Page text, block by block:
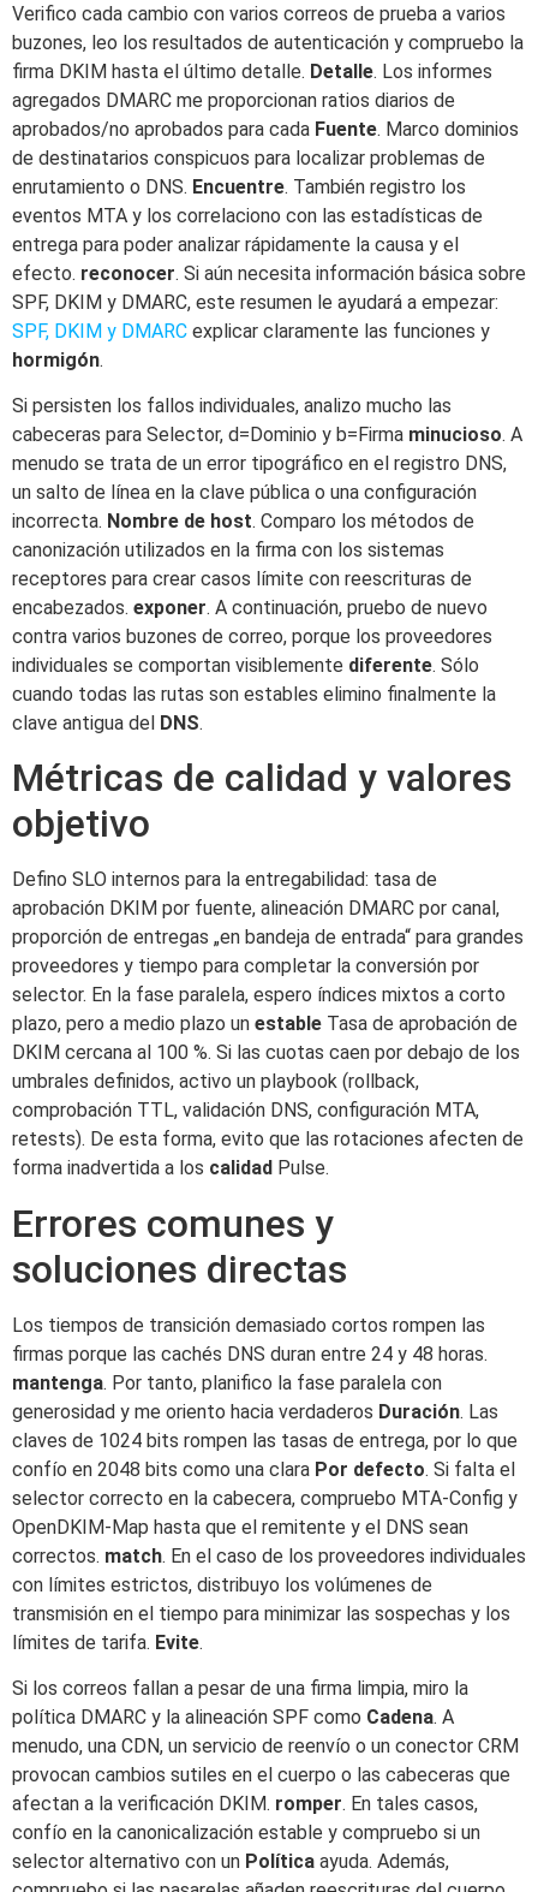
Verifico cada cambio con varios correos de prueba a varios
buzones, leo los resultados de autenticación y compruebo la
firma DKIM hasta el último detalle. Detalle. Los informes
agregados DMARC me proporcionan ratios diarios de
aprobados/no aprobados para cada Fuente. Marco dominios
de destinatarios conspicuos para localizar problemas de
enrutamiento o DNS. Encuentre. También registro los
eventos MTA y los correlaciono con las estadísticas de
entrega para poder analizar rápidamente la causa y el
efecto. reconocer. Si aún necesita información básica sobre
SPF, DKIM y DMARC, este resumen le ayudará a empezar:
SPF, DKIM y DMARC explicar claramente las funciones y
hormigón.
Si persisten los fallos individuales, analizo mucho las
cabeceras para Selector, d=Dominio y b=Firma minucioso. A
menudo se trata de un error tipográfico en el registro DNS,
un salto de línea en la clave pública o una configuración
incorrecta. Nombre de host. Comparo los métodos de
canonización utilizados en la firma con los sistemas
receptores para crear casos límite con reescrituras de
encabezados. exponer. A continuación, pruebo de nuevo
contra varios buzones de correo, porque los proveedores
individuales se comportan visiblemente diferente. Sólo
cuando todas las rutas son estables elimino finalmente la
clave antigua del DNS.
Métricas de calidad y valores
objetivo
Defino SLO internos para la entregabilidad: tasa de
aprobación DKIM por fuente, alineación DMARC por canal,
proporción de entregas „en bandeja de entrada“ para grandes
proveedores y tiempo para completar la conversión por
selector. En la fase paralela, espero índices mixtos a corto
plazo, pero a medio plazo un estable Tasa de aprobación de
DKIM cercana al 100 %. Si las cuotas caen por debajo de los
umbrales definidos, activo un playbook (rollback,
comprobación TTL, validación DNS, configuración MTA,
retests). De esta forma, evito que las rotaciones afecten de
forma inadvertida a los calidad Pulse.
Errores comunes y
soluciones directas
Los tiempos de transición demasiado cortos rompen las
firmas porque las cachés DNS duran entre 24 y 48 horas.
mantenga. Por tanto, planifico la fase paralela con
generosidad y me oriento hacia verdaderos Duración. Las
claves de 1024 bits rompen las tasas de entrega, por lo que
confío en 2048 bits como una clara Por defecto. Si falta el
selector correcto en la cabecera, compruebo MTA-Config y
OpenDKIM-Map hasta que el remitente y el DNS sean
correctos. match. En el caso de los proveedores individuales
con límites estrictos, distribuyo los volúmenes de
transmisión en el tiempo para minimizar las sospechas y los
límites de tarifa. Evite.
Si los correos fallan a pesar de una firma limpia, miro la
política DMARC y la alineación SPF como Cadena. A
menudo, una CDN, un servicio de reenvío o un conector CRM
provocan cambios sutiles en el cuerpo o las cabeceras que
afectan a la verificación DKIM. romper. En tales casos,
confío en la canonicalización estable y compruebo si un
selector alternativo con un Política ayuda. Además,